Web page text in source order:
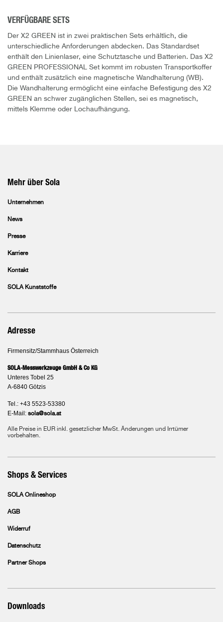
VERFÜGBARE SETS
Der X2 GREEN ist in zwei praktischen Sets erhältlich, die
unterschiedliche Anforderungen abdecken. Das Standardset
enthält den Linienlaser, eine Schutztasche und Batterien. Das X2
GREEN PROFESSIONAL Set kommt im robusten Transportkoffer
und enthält zusätzlich eine magnetische Wandhalterung (WB).
Die Wandhalterung ermöglicht eine einfache Befestigung des X2
GREEN an schwer zugänglichen Stellen, sei es magnetisch,
mittels Klemme oder Lochaufhängung.
Mehr über Sola
Unternehmen
News
Presse
Karriere
Kontakt
SOLA Kunststoffe
Adresse
Firmensitz/Stammhaus Österreich
SOLA-Messwerkzeuge GmbH & Co KG
Unteres Tobel 25
A-6840 Götzis
Tel.: +43 5523-53380
E-Mail: sola@sola.at
Alle Preise in EUR inkl. gesetzlicher MwSt. Änderungen und Irrtümer
vorbehalten.
Shops & Services
SOLA Onlineshop
AGB
Widerruf
Datenschutz
Partner Shops
Downloads